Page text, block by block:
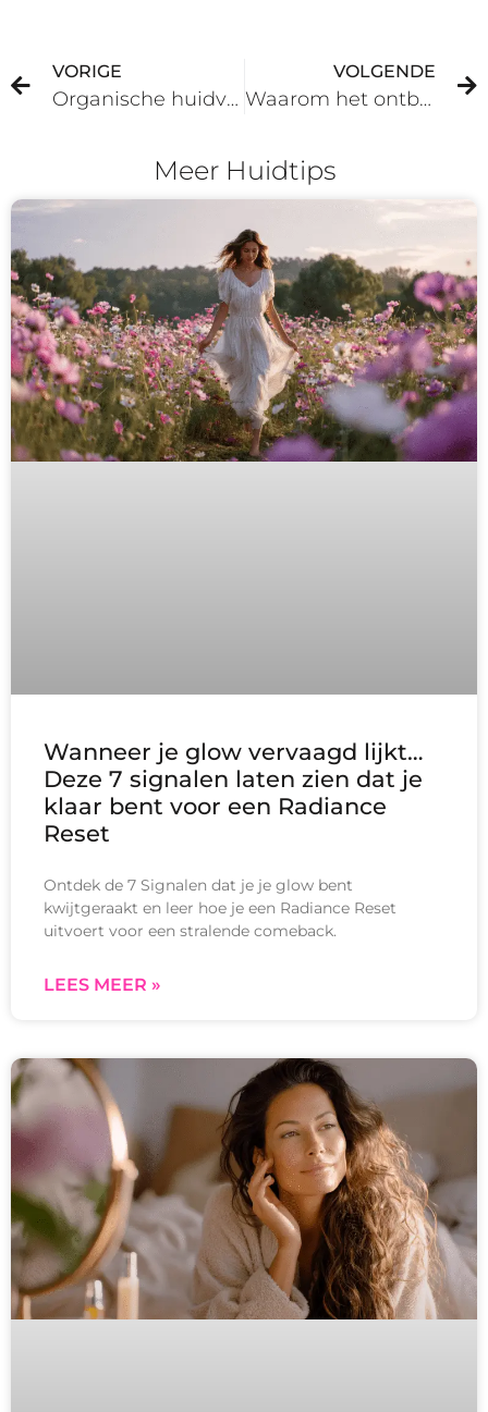
VORIGE
Organische huidverzorging
VOLGENDE
Waarom het ontbijt de beste maaltijd van de dag is
Meer Huidtips
Wanneer je glow vervaagd lijkt…
Deze 7 signalen laten zien dat je
klaar bent voor een Radiance
Reset
Ontdek de 7 Signalen dat je je glow bent
kwijtgeraakt en leer hoe je een Radiance Reset
uitvoert voor een stralende comeback.
LEES MEER »